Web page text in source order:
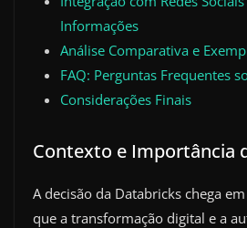
Informações
Análise Comparativa e
FAQ: Perguntas Frequentes
Considerações Finais
Contexto e Importância
A decisão da Databricks chega
que a transformação digital e a